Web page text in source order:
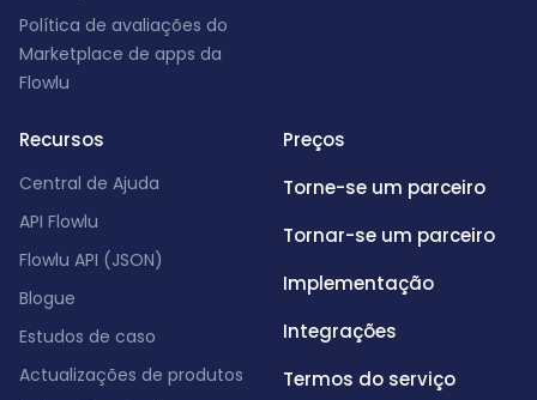
Política de avaliações do
Marketplace de apps da
Flowlu
Recursos
Central de Ajuda
API Flowlu
Flowlu API (JSON)
Blogue
Estudos de caso
Actualizações de produtos
Preços
Torne-se um parceiro
Tornar-se um parceiro
Implementação
Integrações
Termos do serviço